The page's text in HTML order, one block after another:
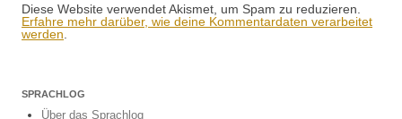
Diese Website verwendet Akismet, um Spam zu reduzieren.
Erfahre mehr darüber, wie deine Kommentardaten verarbeitet
werden
SPRACHLOG
Über das Sprachlog